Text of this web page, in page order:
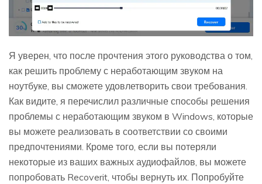
Я уверен, что после прочтения этого руководства о том,
как решить проблему с неработающим звуком на
ноутбуке, вы сможете удовлетворить свои требования.
Как видите, я перечислил различные способы решения
проблемы с неработающим звуком в Windows, которые
вы можете реализовать в соответствии со своими
предпочтениями. Кроме того, если вы потеряли
некоторые из ваших важных аудиофайлов, вы можете
попробовать Recoverit, чтобы вернуть их. Попробуйте